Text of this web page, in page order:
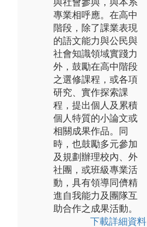
專業相呼應。在高中
階段，除了課業表現
的語文能力與公民與
社會知識領域實踐力
外，鼓勵在高中階段
之選修課程，或各項
研究、實作探索課
程，提出個人及累積
個人特質的小論文或
相關成果作品。同
時，也鼓勵多元參加
及規劃辦理校內、外
社團，或班級專業活
動，具有領導同儕精
進自我能力及團隊互
助合作之成果活動。
下載詳細資料